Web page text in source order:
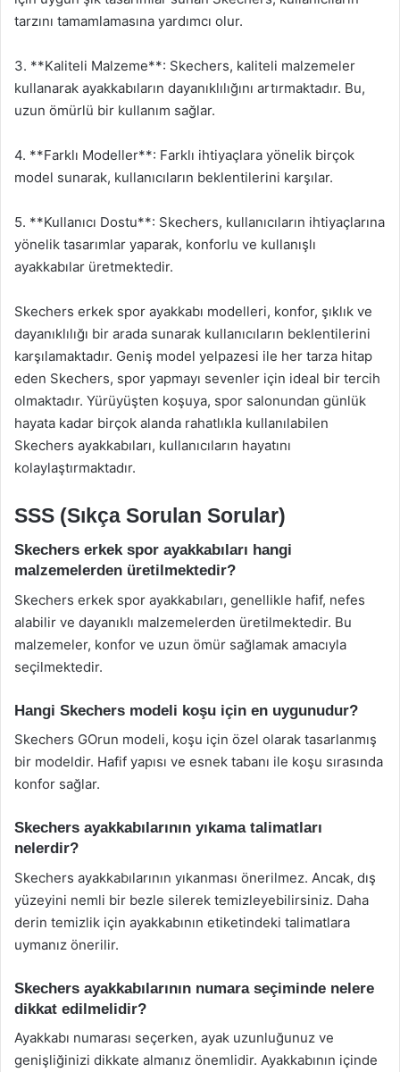
tarzını tamamlamasına yardımcı olur.
3. **Kaliteli Malzeme**: Skechers, kaliteli malzemeler
kullanarak ayakkabıların dayanıklılığını artırmaktadır. Bu,
uzun ömürlü bir kullanım sağlar.
4. **Farklı Modeller**: Farklı ihtiyaçlara yönelik birçok
model sunarak, kullanıcıların beklentilerini karşılar.
5. **Kullanıcı Dostu**: Skechers, kullanıcıların ihtiyaçlarına
yönelik tasarımlar yaparak, konforlu ve kullanışlı
ayakkabılar üretmektedir.
Skechers erkek spor ayakkabı modelleri, konfor, şıklık ve
dayanıklılığı bir arada sunarak kullanıcıların beklentilerini
karşılamaktadır. Geniş model yelpazesi ile her tarza hitap
eden Skechers, spor yapmayı sevenler için ideal bir tercih
olmaktadır. Yürüyüşten koşuya, spor salonundan günlük
hayata kadar birçok alanda rahatlıkla kullanılabilen
Skechers ayakkabıları, kullanıcıların hayatını
kolaylaştırmaktadır.
SSS (Sıkça Sorulan Sorular)
Skechers erkek spor ayakkabıları hangi
malzemelerden üretilmektedir?
Skechers erkek spor ayakkabıları, genellikle hafif, nefes
alabilir ve dayanıklı malzemelerden üretilmektedir. Bu
malzemeler, konfor ve uzun ömür sağlamak amacıyla
seçilmektedir.
Hangi Skechers modeli koşu için en uygunudur?
Skechers GOrun modeli, koşu için özel olarak tasarlanmış
bir modeldir. Hafif yapısı ve esnek tabanı ile koşu sırasında
konfor sağlar.
Skechers ayakkabılarının yıkama talimatları
nelerdir?
Skechers ayakkabılarının yıkanması önerilmez. Ancak, dış
yüzeyini nemli bir bezle silerek temizleyebilirsiniz. Daha
derin temizlik için ayakkabının etiketindeki talimatlara
uymanız önerilir.
Skechers ayakkabılarının numara seçiminde nelere
dikkat edilmelidir?
Ayakkabı numarası seçerken, ayak uzunluğunuz ve
genişliğinizi dikkate almanız önemlidir. Ayakkabının içinde